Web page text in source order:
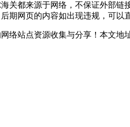
关都来源于网络，不保证外部链
期网页的内容如出现违规，可
络站点资源收集与分享！ 本文地